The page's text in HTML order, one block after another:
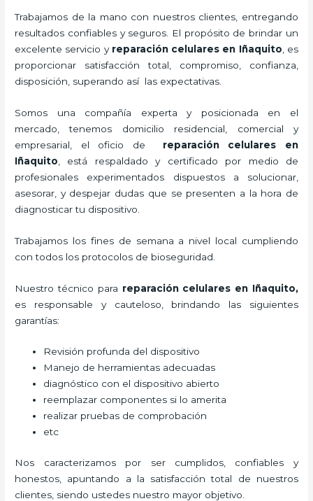
Trabajamos de la mano con nuestros clientes, entregando
resultados confiables y seguros. El propósito de brindar un
excelente servicio y reparación celulares en Iñaquito , es
proporcionar satisfacción total, compromiso, confianza,
disposición, superando así las expectativas.
Somos una compañía experta y posicionada en el
mercado, tenemos domicilio residencial, comercial y
empresarial, el oficio de reparación celulares en
Iñaquito , está respaldado y certificado por medio de
profesionales experimentados dispuestos a solucionar,
asesorar, y despejar dudas que se presenten a la hora de
diagnosticar tu dispositivo.
Trabajamos los fines de semana a nivel local cumpliendo
con todos los protocolos de bioseguridad.
Nuestro técnico para reparación celulares en Iñaquito,
es responsable y cauteloso, brindando las siguientes
garantías:
Revisión profunda del dispositivo
Manejo de herramientas adecuadas
diagnóstico con el dispositivo abierto
reemplazar componentes si lo amerita
realizar pruebas de comprobación
etc
Nos caracterizamos por ser cumplidos, confiables y
honestos, apuntando a la satisfacción total de nuestros
clientes, siendo ustedes nuestro mayor objetivo.